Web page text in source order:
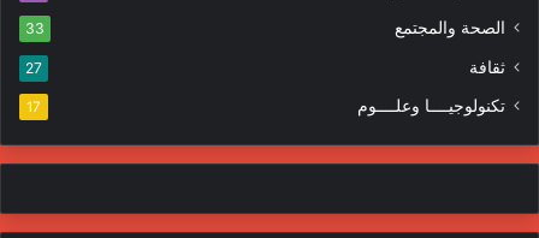
الصحة والمجتمع 33
ثقافة 27
تكنولوجيــــا وعلــــوم 17